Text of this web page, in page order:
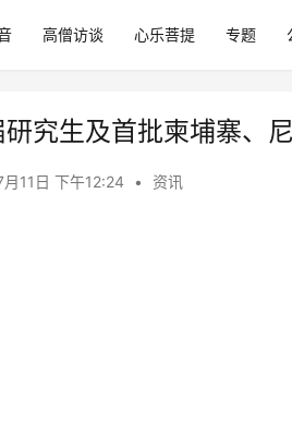
高僧访谈 心乐菩提 专题
究生及首批柬埔寨、
11日 下午12:24 • 资讯